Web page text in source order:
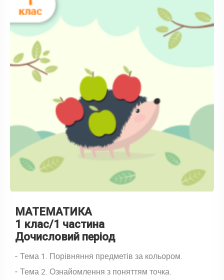
МАТЕМАТИКА
1 клас/1 частина
Дочисловий період
Тема 1. Порівняння предметів за кольором.
Тема 2. Ознайомлення з поняттям точка.